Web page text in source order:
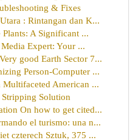
& Fixes
: Rintangan dan K...
A Significant ...
Expert: Your ...
good Earth Sector 7...
Person-Computer ...
American ...
Solution
On how to get cited...
el turismo: una n...
czterech Sztuk, 375 ...